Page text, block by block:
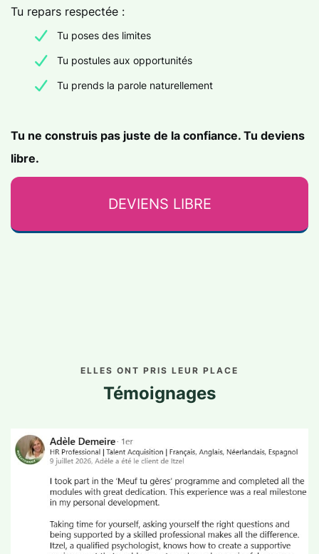
Tu repars respectée :
Tu poses des limites
Tu postules aux opportunités
Tu prends la parole naturellement
Tu ne construis pas juste de la confiance. Tu deviens
libre.
DEVIENS LIBRE
ELLES ONT PRIS LEUR PLACE
Témoignages